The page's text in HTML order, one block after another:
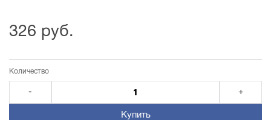
326 руб.
Количество
- +
Купить